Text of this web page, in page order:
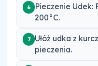
6
Pieczenie Udek:
200°C.
7
Ułóż udka z
pieczenia.